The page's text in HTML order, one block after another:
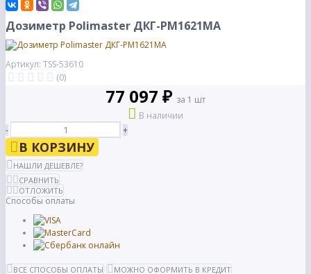
Дозиметр Polimaster ДКГ-PM1621MA
Артикул: TSS-53610
(0)
77 097 ₽ за 1 шт
В наличии
-
+
В КОРЗИНУ
НАШЛИ ДЕШЕВЛЕ?
СРАВНИТЬ
ОТЛОЖИТЬ
Способы оплаты
ВСЕ СПОСОБЫ ОПЛАТЫ
МОЖНО ОФОРМИТЬ В КРЕДИТ